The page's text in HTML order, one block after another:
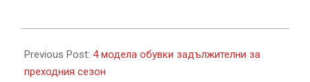
03-
25
Previous Post: 4 модела обувки задължителни за
преходния сезон